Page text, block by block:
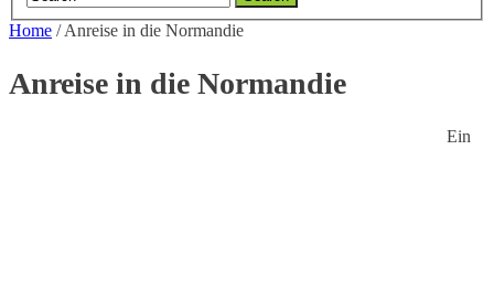
Home /Anreise in die Normandie
Anreise in die Normandie
Ein